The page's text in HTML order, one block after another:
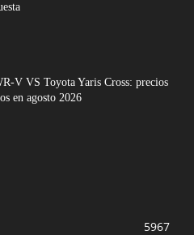
V VS Toyota Yaris Cross: precios
en agosto 2026
5967